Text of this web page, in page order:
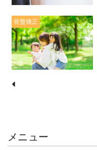
骨盤矯正
メニュー